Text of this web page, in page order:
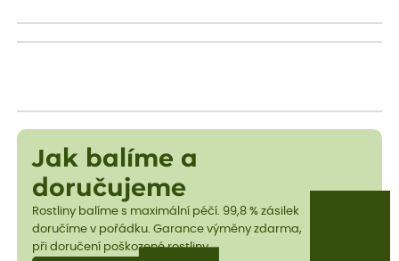
Jak balíme a
doručujeme
Rostliny balíme s maximální péčí. 99,8 % zásilek
doručíme v pořádku. Garance výměny zdarma,
při doručení poškozené rostliny.